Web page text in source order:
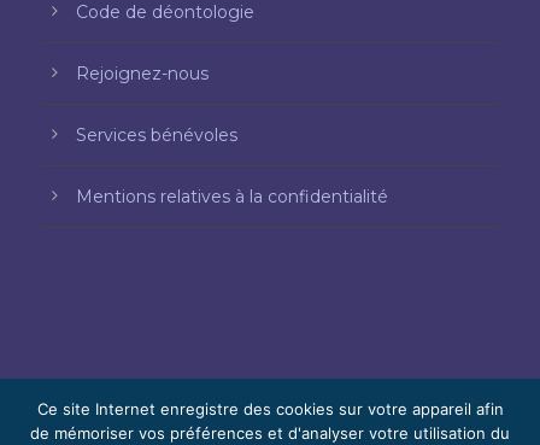
Code de déontologie
Rejoignez-nous
Services bénévoles
Mentions relatives à la confidentialité
Ce site Internet enregistre des cookies sur votre appareil afin
de mémoriser vos préférences et d'analyser votre utilisation du